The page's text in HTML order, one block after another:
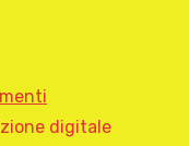
digitale